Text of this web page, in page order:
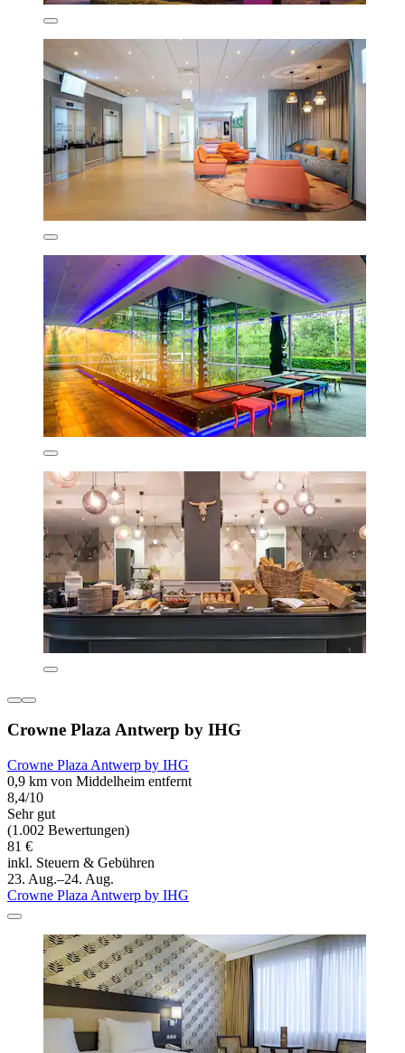
Crowne Plaza Antwerp by IHG
Crowne Plaza Antwerp by IHG
0,9 km von Middelheim entfernt
8,4/10
Sehr gut
(1.002 Bewertungen)
81 €
inkl. Steuern & Gebühren
23. Aug.–24. Aug.
Crowne Plaza Antwerp by IHG